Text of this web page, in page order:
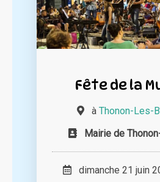
Fête de la
à Thonon-Les-
Mairie de
dimanche 21 juin